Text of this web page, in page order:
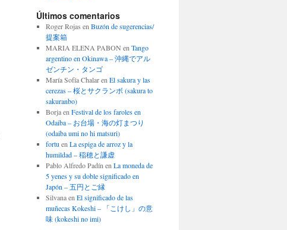
Últimos comentarios
Roger Rojas en Buzón de sugerencias/
提案箱
MARIA ELENA PABON en Tango
argentino en Okinawa – 沖縄でアル
ゼンチン・タンゴ
María Sofía Chalaren El sakura y las
cerezas – 桜とサクランボ (sakura to
sakuranbo)
Borjaen Festival de los faroles en
Odaiba – お台場・海の灯まつり
(odaiba umi no hi matsuri)
fortu en La espiga de arroz y la
humildad – 稲穂と謙虚
Pablo Alfredo Padín en La moneda de
5 yenes y su doble significado en
Japón – 五円とご縁
Silvanaen El significado de las
muñecas Kokeshi – 「こけし」の意
味 (kokeshi no imi)